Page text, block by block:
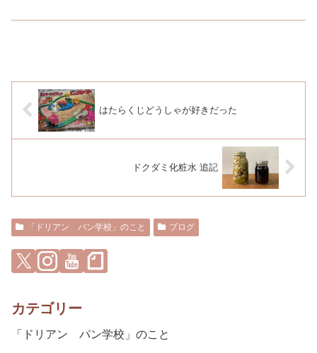
はたらくじどうしゃが好きだった
ドクダミ化粧水 追記
「ドリアン パン学校」のこと ブログ
カテゴリー
「ドリアン パン学校」のこと